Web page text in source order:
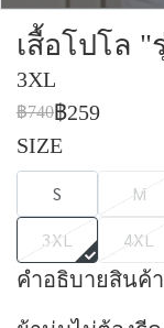
เสื้อโปโล
3XL
฿740฿259
SIZE
S M
3XL
4XL
คำอธิบายสินค้